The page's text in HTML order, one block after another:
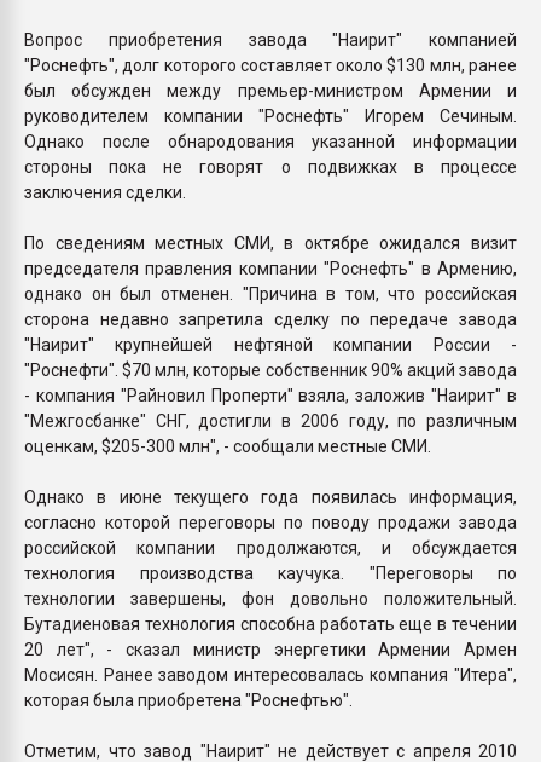
Вопрос приобретения завода "Наирит" компанией
"Роснефть", долг которого составляет около $130 млн, ранее
был обсужден между премьер-министром Армении и
руководителем компании "Роснефть" Игорем Сечиным.
Однако после обнародования указанной информации
стороны пока не говорят о подвижках в процессе
заключения сделки.
По сведениям местных СМИ, в октябре ожидался визит
председателя правления компании "Роснефть" в Армению,
однако он был отменен. "Причина в том, что российская
сторона недавно запретила сделку по передаче завода
"Наирит" крупнейшей нефтяной компании России -
"Роснефти". $70 млн, которые собственник 90% акций завода
- компания "Райновил Проперти" взяла, заложив "Наирит" в
"Межгосбанке" СНГ, достигли в 2006 году, по различным
оценкам, $205-300 млн", - сообщали местные СМИ.
Однако в июне текущего года появилась информация,
согласно которой переговоры по поводу продажи завода
российской компании продолжаются, и обсуждается
технология производства каучука. "Переговоры по
технологии завершены, фон довольно положительный.
Бутадиеновая технология способна работать еще в течении
20 лет", - сказал министр энергетики Армении Армен
Мосисян. Ранее заводом интересовалась компания "Итера",
которая была приобретена "Роснефтью".
Отметим, что завод "Наирит" не действует с апреля 2010